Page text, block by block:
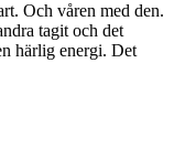
Och våren med den.
tagit och det
härlig energi. Det